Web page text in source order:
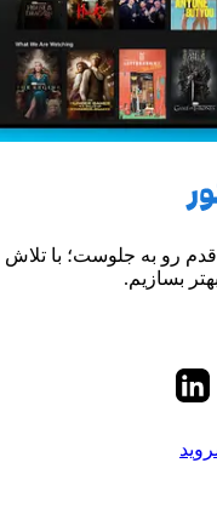
رو به جلوست؛ با تلاش
بسازیم.